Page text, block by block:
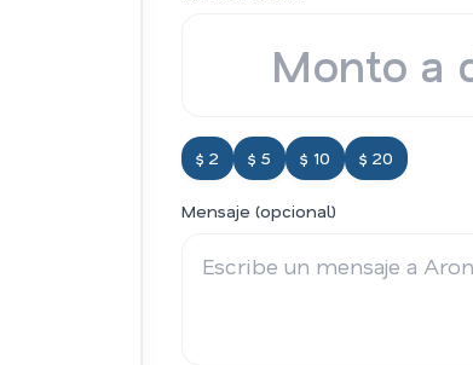
$ 2 $ 5 $ 10 $ 20
Mensaje (opcional)